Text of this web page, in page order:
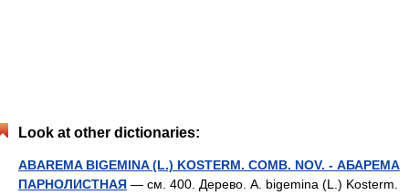
Look at other dictionaries:
ABAREMA BIGEMINA (L.) KOSTERM. COMB. NOV. - АБАРЕМА
ПАРНОЛИСТНАЯ — см. 400. Дерево. A. bigemina (L.) Kosterm.